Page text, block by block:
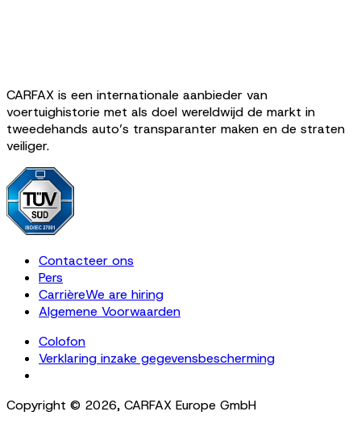
CARFAX is een internationale aanbieder van
voertuighistorie met als doel wereldwijd de markt in
tweedehands auto’s transparanter maken en de straten
veiliger.
Contacteer ons
Pers
CarrièreWe are hiring
Algemene Voorwaarden
Colofon
Verklaring inzake gegevensbescherming
Copyright © 2026, CARFAX Europe GmbH